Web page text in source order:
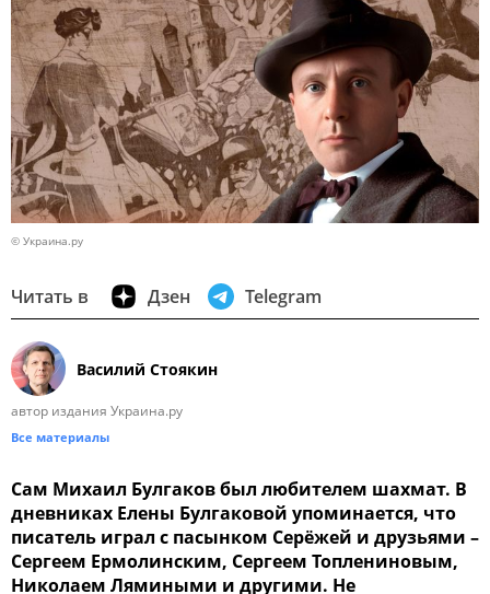
© Украина.ру
Читать в Дзен Telegram
Василий Стоякин
автор издания Украина.ру
Все материалы
Сам Михаил Булгаков был любителем шахмат. В
дневниках Елены Булгаковой упоминается, что
писатель играл с пасынком Серёжей и друзьями –
Сергеем Ермолинским, Сергеем Топлениновым,
Николаем Лямиными и другими. Не